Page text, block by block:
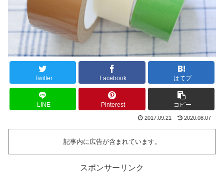
Twitter Facebook はてブ
LINE Pinterest コピー
2017.09.21 2020.08.07
記事内に広告が含まれています。
スポンサーリンク